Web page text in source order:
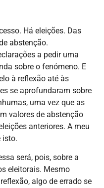
Há eleições. Das
abstenção.
a pedir uma
sobre o fenómeno. E
à reflexão até às
se aprofundaram sobre
uma vez que as
valores de abstenção
anteriores. A meu
isto.
será, pois, sobre a
eleitorais. Mesmo
algo de errado se